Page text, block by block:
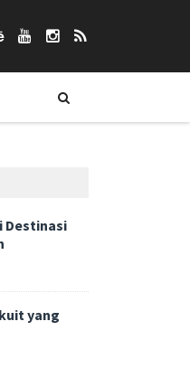
Destinasi
yang